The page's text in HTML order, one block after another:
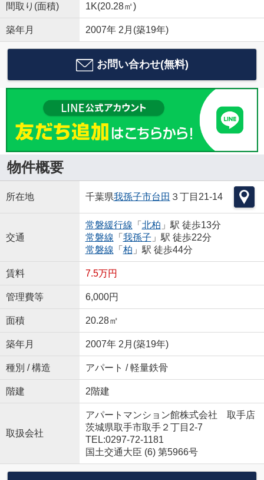
間取り(面積) 1K(20.28㎡)
築年月 2007年 2月(築19年)
お問い合わせ(無料)
物件概要
所在地 千葉県我孫子市台田 ３丁目21-14
交通
常磐緩行線 「 北柏 」駅 徒歩13分
常磐線 「 我孫子 」駅 徒歩22分
常磐線 「 柏 」駅 徒歩44分
賃料 7.5万円
管理費等 6,000円
面積 20.28㎡
築年月 2007年 2月(築19年)
種別 / 構造 アパート / 軽量鉄骨
階建 2階建
取扱会社
アパートマンション館株式会社 取手店
茨城県取手市取手２丁目2-7
TEL:0297-72-1181
国土交通大臣 (6) 第5966号